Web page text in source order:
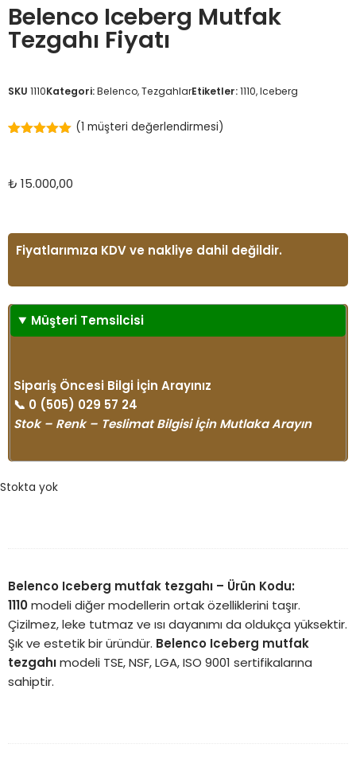
Belenco Iceberg Mutfak
Tezgahı Fiyatı
SKU 1110Kategori:Belenco,TezgahlarEtiketler:1110,Iceberg
üzerinden
5.00
puan
(1 müşteri değerlendirmesi)
₺ 15.000,00
Fiyatlarımıza KDV ve nakliye dahil değildir.
Müşteri Temsilcisi
Sipariş Öncesi Bilgi İçin Arayınız
📞 0 (505) 029 57 24
Stok – Renk – Teslimat Bilgisi İçin Mutlaka Arayın
Stokta yok
Belenco Iceberg mutfak tezgahı – Ürün Kodu:
1110modeli diğer modellerin ortak özelliklerini taşır.
Çizilmez, leke tutmaz ve ısı dayanımı da oldukça yüksektir.
Şık ve estetik bir üründür. Belenco Iceberg mutfak
tezgahımodeli TSE, NSF, LGA, ISO 9001 sertifikalarına
sahiptir.